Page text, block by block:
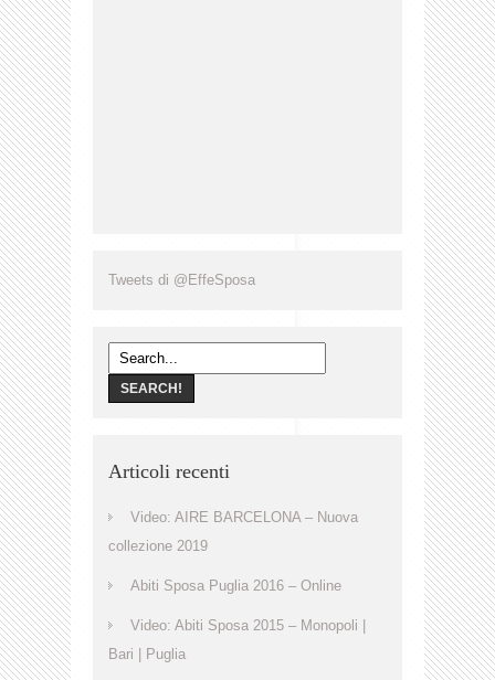
Tweets di @EffeSposa
Articoli recenti
Video: AIRE BARCELONA – Nuova
collezione 2019
Abiti Sposa Puglia 2016 – Online
Video: Abiti Sposa 2015 – Monopoli |
Bari | Puglia